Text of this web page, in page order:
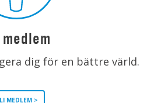
dig för en bättre värld.
MEDLEM >